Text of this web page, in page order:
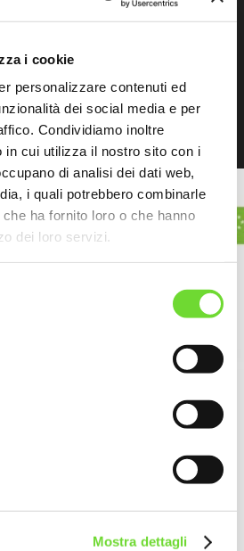
i cookie
personalizzare contenuti ed
dei social media e per
Condividiamo inoltre
in cui utilizza il nostro sito con i
di analisi dei dati web,
i quali potrebbero combinarle
ha fornito loro o che hanno
dei loro servizi.
Mostra dettagli